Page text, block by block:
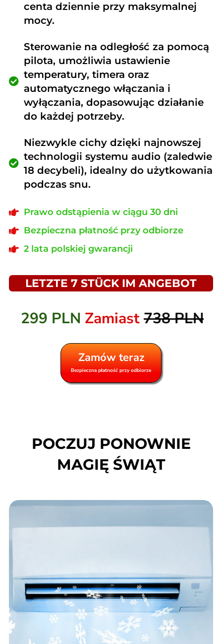
centa dziennie przy maksymalnej
mocy.
Sterowanie na odległość za pomocą
pilota, umożliwia ustawienie
temperatury, timera oraz
automatycznego włączania i
wyłączania, dopasowując działanie
do każdej potrzeby.
Niezwykle cichy dzięki najnowszej
technologii systemu audio (zaledwie
18 decybeli), idealny do użytkowania
podczas snu.
Prawo odstąpienia w ciągu 30 dni
Bezpieczna płatność przy odbiorze
2 lata polskiej gwarancji
LETZTE 7 STÜCK IM ANGEBOT
299 PLN Zamiast738 PLN
Zamów teraz
Bezpieczna płatność przy odbiorze
POCZUJ PONOWNIE
MAGIĘ ŚWIĄT